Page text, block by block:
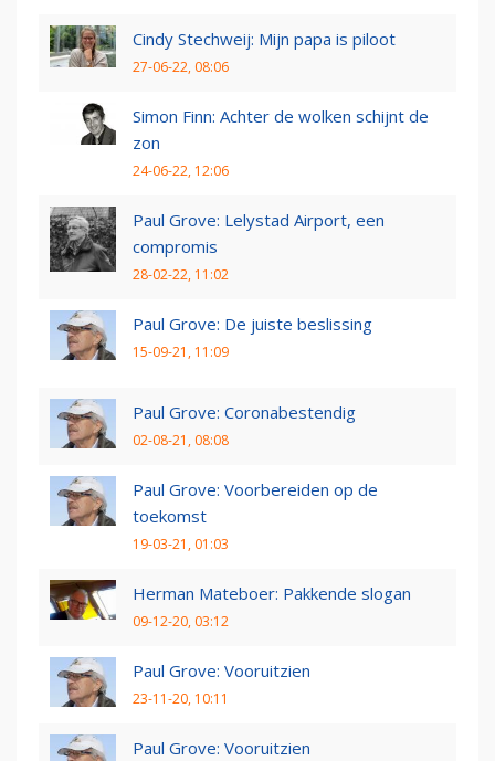
Cindy Stechweij: Mijn papa is piloot
27-06-22, 08:06
Simon Finn: Achter de wolken schijnt de
zon
24-06-22, 12:06
Paul Grove: Lelystad Airport, een
compromis
28-02-22, 11:02
Paul Grove: De juiste beslissing
15-09-21, 11:09
Paul Grove: Coronabestendig
02-08-21, 08:08
Paul Grove: Voorbereiden op de
toekomst
19-03-21, 01:03
Herman Mateboer: Pakkende slogan
09-12-20, 03:12
Paul Grove: Vooruitzien
23-11-20, 10:11
Paul Grove: Vooruitzien